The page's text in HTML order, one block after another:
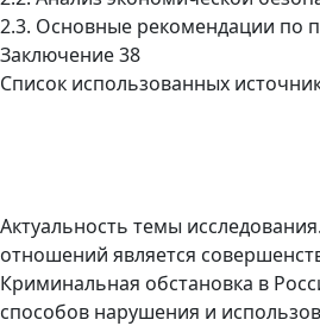
2.3. Основные рекомендации по
Заключение 38
Список использованных
Актуальность темы
отношений является
Криминальная обстановка в
способов нарушения и